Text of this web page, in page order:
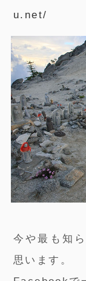
u.net/
今や最も知
思います。